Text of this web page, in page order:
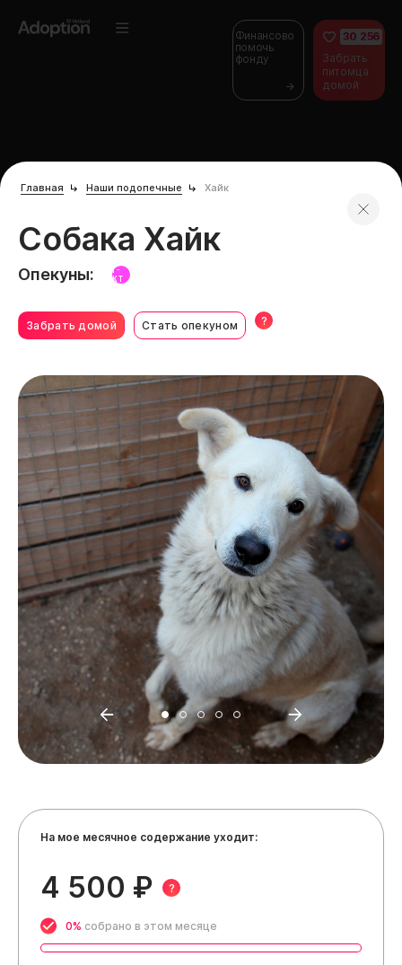
Финансово
помочь
фонду
30 256
Забрать
питомца
домой
Главная Наши подопечные Хайк
Собака Хайк
Забрать домой Стать опекуном ?
Опекуны:
Г-
КТ
На мое месячное содержание уходит:
4 500 ₽ ?
0% собрано в этом месяце